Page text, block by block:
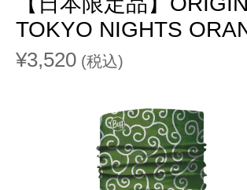
TOKYO NIGHTS
¥3,520 (税込)